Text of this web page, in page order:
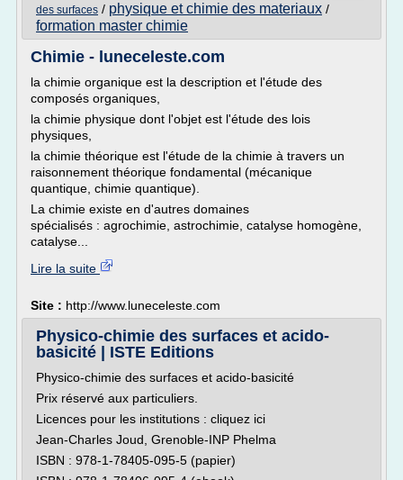
des surfaces / physique et chimie des materiaux /
formation master chimie
Chimie - luneceleste.com
la chimie organique est la description et l'étude des
composés organiques,
la chimie physique dont l'objet est l'étude des lois
physiques,
la chimie théorique est l'étude de la chimie à travers un
raisonnement théorique fondamental (mécanique
quantique, chimie quantique).
La chimie existe en d'autres domaines
spécialisés : agrochimie, astrochimie, catalyse homogène,
catalyse...
Lire la suite
Site : http://www.luneceleste.com
Physico-chimie des surfaces et acido-
basicité | ISTE Editions
Physico-chimie des surfaces et acido-basicité
Prix réservé aux particuliers.
Licences pour les institutions : cliquez ici
Jean-Charles Joud, Grenoble-INP Phelma
ISBN : 978-1-78405-095-5 (papier)